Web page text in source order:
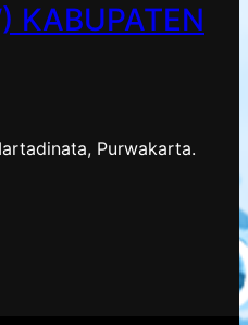
KABUPATEN
Purwakarta.